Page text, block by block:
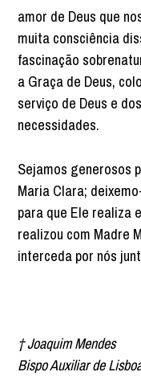
amor de Deus que
muita consciência
fascinação
a Graça de Deus,
serviço de Deus e
necessidades.
Sejamos generosos
Maria Clara;
para que Ele realiza
realizou com Madre
interceda por nós
†Joaquim Mendes
Bispo Auxiliar de